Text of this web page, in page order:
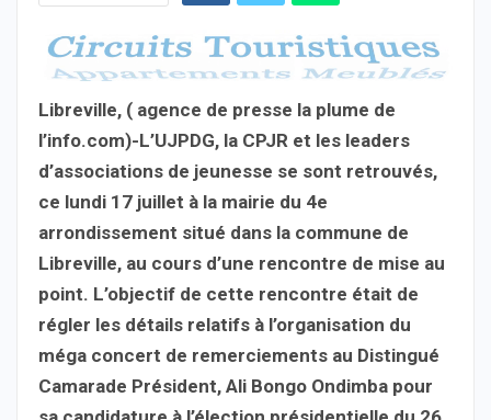
Libreville, ( agence de presse la plume de
l’info.com)-L’UJPDG, la CPJR et les leaders
d’associations de jeunesse se sont retrouvés,
ce lundi 17 juillet à la mairie du 4e
arrondissement situé dans la commune de
Libreville, au cours d’une rencontre de mise au
point. L’objectif de cette rencontre était de
régler les détails relatifs à l’organisation du
méga concert de remerciements au Distingué
Camarade Président, Ali Bongo Ondimba pour